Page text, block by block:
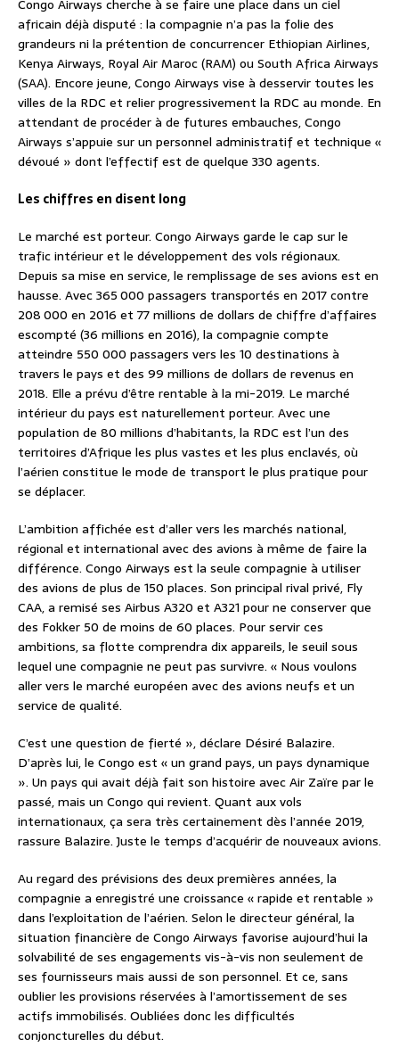
Congo Airways cherche à se faire une place dans un ciel
africain déjà disputé : la compagnie n’a pas la folie des
grandeurs ni la prétention de concurrencer Ethiopian Airlines,
Kenya Airways, Royal Air Maroc (RAM) ou South Africa Airways
(SAA). Encore jeune, Congo Airways vise à desservir toutes les
villes de la RDC et relier progressivement la RDC au monde. En
attendant de procéder à de futures embauches, Congo
Airways s’appuie sur un personnel administratif et technique «
dévoué » dont l’effectif est de quelque 330 agents.
Les chiffres en disent long
Le marché est porteur. Congo Airways garde le cap sur le
trafic intérieur et le développement des vols régionaux.
Depuis sa mise en service, le remplissage de ses avions est en
hausse. Avec 365 000 passagers transportés en 2017 contre
208 000 en 2016 et 77 millions de dollars de chiffre d’affaires
escompté (36 millions en 2016), la compagnie compte
atteindre 550 000 passagers vers les 10 destinations à
travers le pays et des 99 millions de dollars de revenus en
2018. Elle a prévu d’être rentable à la mi-2019. Le marché
intérieur du pays est naturellement porteur. Avec une
population de 80 millions d’habitants, la RDC est l’un des
territoires d’Afrique les plus vastes et les plus enclavés, où
l’aérien constitue le mode de transport le plus pratique pour
se déplacer.
L’ambition affichée est d’aller vers les marchés national,
régional et international avec des avions à même de faire la
différence. Congo Airways est la seule compagnie à utiliser
des avions de plus de 150 places. Son principal rival privé, Fly
CAA, a remisé ses Airbus A320 et A321 pour ne conserver que
des Fokker 50 de moins de 60 places. Pour servir ces
ambitions, sa flotte comprendra dix appareils, le seuil sous
lequel une compagnie ne peut pas survivre. « Nous voulons
aller vers le marché européen avec des avions neufs et un
service de qualité.
C’est une question de fierté », déclare Désiré Balazire.
D’après lui, le Congo est « un grand pays, un pays dynamique
». Un pays qui avait déjà fait son histoire avec Air Zaïre par le
passé, mais un Congo qui revient. Quant aux vols
internationaux, ça sera très certainement dès l’année 2019,
rassure Balazire. Juste le temps d’acquérir de nouveaux avions.
Au regard des prévisions des deux premières années, la
compagnie a enregistré une croissance « rapide et rentable »
dans l’exploitation de l’aérien. Selon le directeur général, la
situation financière de Congo Airways favorise aujourd’hui la
solvabilité de ses engagements vis-à-vis non seulement de
ses fournisseurs mais aussi de son personnel. Et ce, sans
oublier les provisions réservées à l’amortissement de ses
actifs immobilisés. Oubliées donc les difficultés
conjoncturelles du début.